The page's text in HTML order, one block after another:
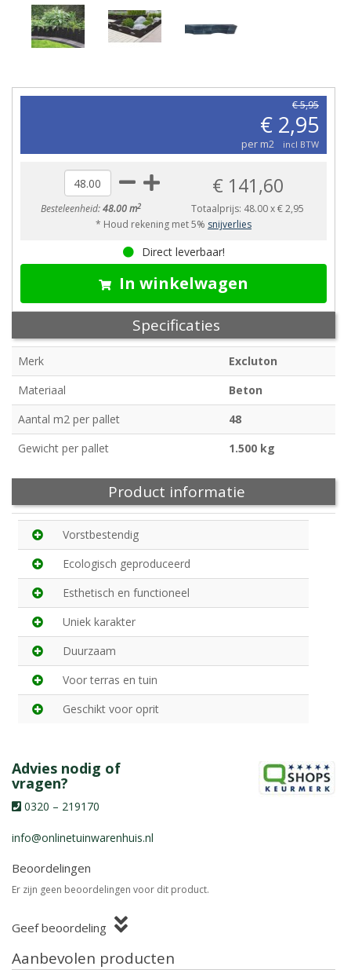
€ 5,95
€ 2,95
per m2 incl BTW
Besteleenheid:48.00 m2
€ 141,60
Totaalprijs: 48.00x€ 2,95
* Houd rekening met 5% snijverlies
Direct leverbaar!
In winkelwagen
Specificaties
Merk
Excluton
Materiaal
Beton
Aantal m2 per pallet
48
Gewicht per pallet
1.500 kg
Product informatie
Vorstbestendig
Ecologisch geproduceerd
Esthetisch en functioneel
Uniek karakter
Duurzaam
Voor terras en tuin
Geschikt voor oprit
Advies nodig of
vragen?
0320 – 219170
info@onlinetuinwarenhuis.nl
Beoordelingen
Er zijn geen beoordelingen voor dit product.
Geef beoordeling
Aanbevolen producten